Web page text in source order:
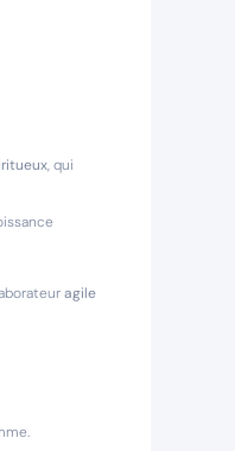
, qui
agile